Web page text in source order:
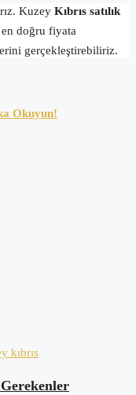
Kuzey Kıbrıs satılık
doğru fiyata
gerçekleştirebiliriz.
Okuyun!
kıbrıs